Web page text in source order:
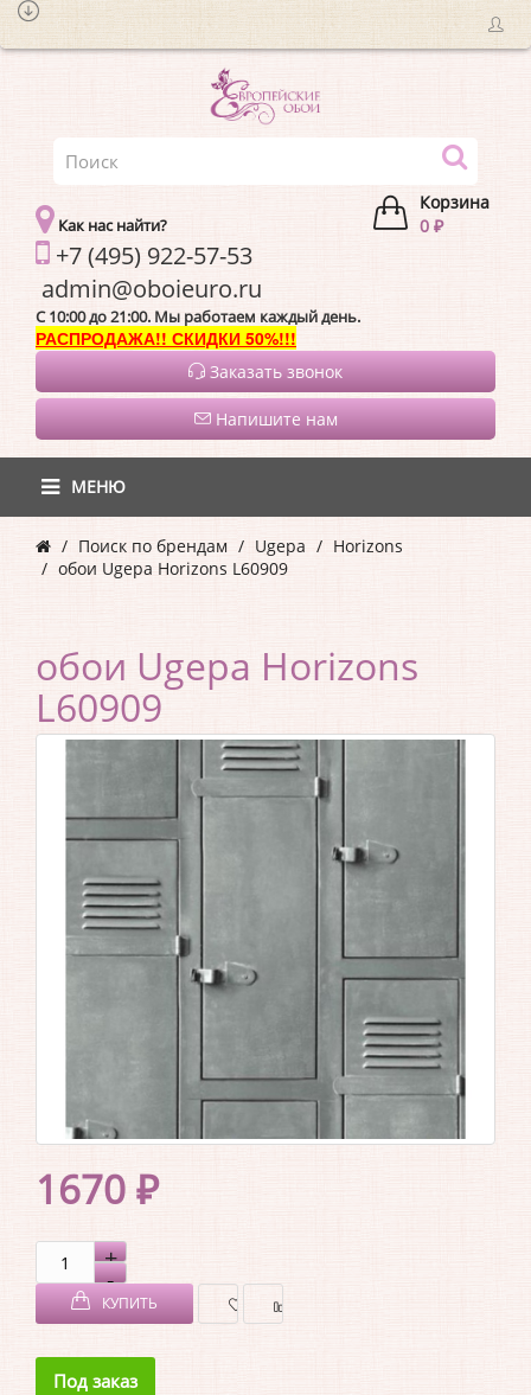
Корзина
0 ₽
Как нас найти?
+7 (495) 922-57-53
C 10:00 до 21:00. Мы работаем каждый день.
РАСПРОДАЖА!! СКИДКИ 50%!!!
Заказать звонок
Напишите нам
МЕНЮ
Поиск по брендам Ugepa
Horizons
обои Ugepa Horizons L60909
обои Ugepa Horizons
L60909
1670 ₽
КУПИТЬ
Под заказ